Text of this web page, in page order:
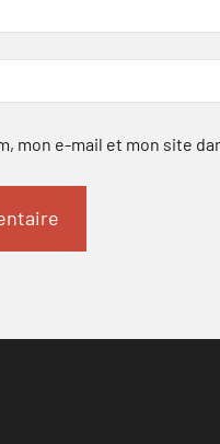
mon e-mail et mon site